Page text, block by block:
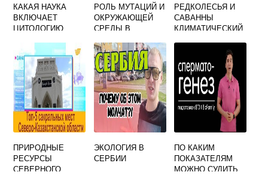
КАКАЯ НАУКА
ВКЛЮЧАЕТ
ЦИТОЛОГИЮ
РАЗВИТИЯ
ГЕНЕТИКУ
БИОХИМИЮ
ЭКОЛОГИЮ И
ЭВОЛЮЦИОННОЕ
УЧЕНИЕ
РОЛЬ МУТАЦИЙ И
ОКРУЖАЮЩЕЙ
СРЕДЫ В
ЖИВОГО
РЕДКОЛЕСЬЯ И
САВАННЫ
КЛИМАТИЧЕСКИЙ
ПРИРОДНЫЕ
РЕСУРСЫ
СЕВЕРНОГО
ЭКОЛОГИЯ В
СЕРБИИ
ПО КАКИМ
ПОКАЗАТЕЛЯМ
МОЖНО СУДИТЬ